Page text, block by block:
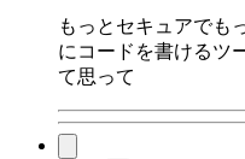
もっとセキュアでも
にコードを書けるツ
て思って